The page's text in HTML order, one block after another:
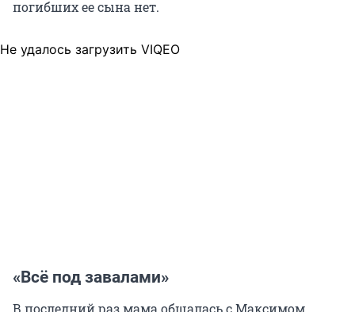
погибших ее сына нет.
Не удалось загрузить VIQEO
«Всё под завалами»
В последний раз мама общалась с Максимом,